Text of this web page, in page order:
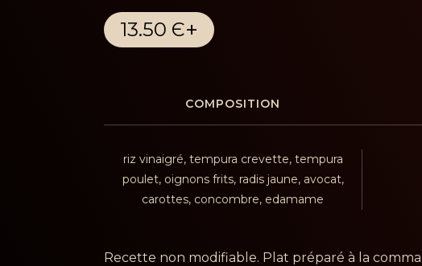
13.50 Є+
COMPOSITION
riz vinaigré, tempura crevette, tempura
poulet, oignons frits, radis jaune, avocat,
carottes, concombre, edamame
Recette non modifiable. Plat préparé à la